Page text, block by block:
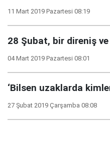
11 Mart 2019 Pazartesi 08:19
28 Şubat, bir direniş
04 Mart 2019 Pazartesi 08:01
‘Bilsen uzaklarda
27 Şubat 2019 Çarşamba 08:08